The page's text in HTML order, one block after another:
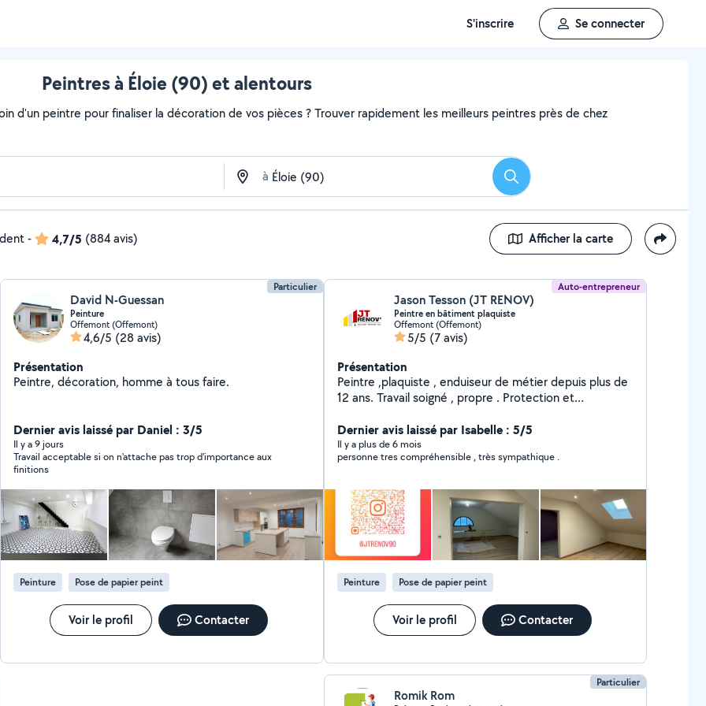
S'inscrire Se connecter
Peintres à Éloie (90) et alentours
d'un peintre pour finaliser la décoration de vos pièces ? Trouver rapidement les meilleurs peintres près de chez
à Rechercher
- 4,7/5 (884 avis) Afficher la carte
Particulier
David N-Guessan
Peinture
Offemont (Offemont)
4,6/5 (28 avis)
Présentation
Peintre, décoration, homme à tous faire.
Dernier avis laissé par Daniel : 3/5
Il y a 9 jours
Travail acceptable si on n'attache pas trop d'importance aux
finitions
Peinture Pose de papier peint
Voir le profil Contacter
Auto-entrepreneur
Jason Tesson (JT RENOV)
Peintre en bâtiment plaquiste
Offemont (Offemont)
5/5 (7 avis)
Présentation
Peintre ,plaquiste , enduiseur de métier depuis plus de
12 ans. Travail soigné , propre . Protection et
support - Rebouchage enduit - Enduit collage bande à
joint plus finition - Ratissage complet murs plafonds -
Ponçage des enduits - application de sous couche -
des boiseries et métal ( porte, escalier, barrière etc.. )
- Pose de papier peint et toile de verre - Pose de
parquet flottant
Dernier avis laissé par Isabelle : 5/5
Il y a plus de 6 mois
personne tres compréhensible , très sympathique .
Peinture Pose de papier peint
Voir le profil Contacter
Particulier
Romik Rom